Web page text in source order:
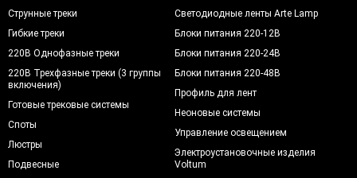
Струнные треки
Гибкие треки
220В Однофазные треки
220В Трехфазные треки (3 группы
включения)
Готовые трековые системы
Споты
Люстры
Подвесные
Светодиодные ленты Arte Lamp
Блоки питания 220-12В
Блоки питания 220-24В
Блоки питания 220-48В
Профиль для лент
Неоновые системы
Управление освещением
Электроустановочные изделия
Voltum